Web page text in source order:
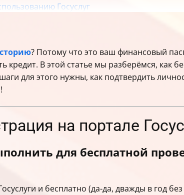
Госуслуг
истории через Госуслуги
? Потому что это ваш финансовый
кредит. В этой статье мы разберёмся, как
для этого нужны, как подтвердить
на портале
для бесплатной
и бесплатно (да-да, дважды в год